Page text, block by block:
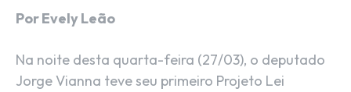
Por Evely Leão
Na noite desta quarta-feira (27/03), o deputado
Jorge Vianna teve seu primeiro Projeto Lei